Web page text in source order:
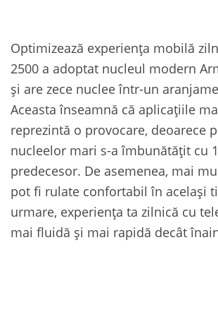
Optimizează experiența mobilă
2500 a adoptat nucleul modern
și are zece nuclee într-un
Aceasta înseamnă că aplicațiile
reprezintă o provocare, deoarece
nucleelor ​​mari s-a îmbunătățit cu
predecesor. De asemenea, mai
pot fi rulate confortabil în același
urmare, experiența ta zilnică cu
mai fluidă și mai rapidă decât